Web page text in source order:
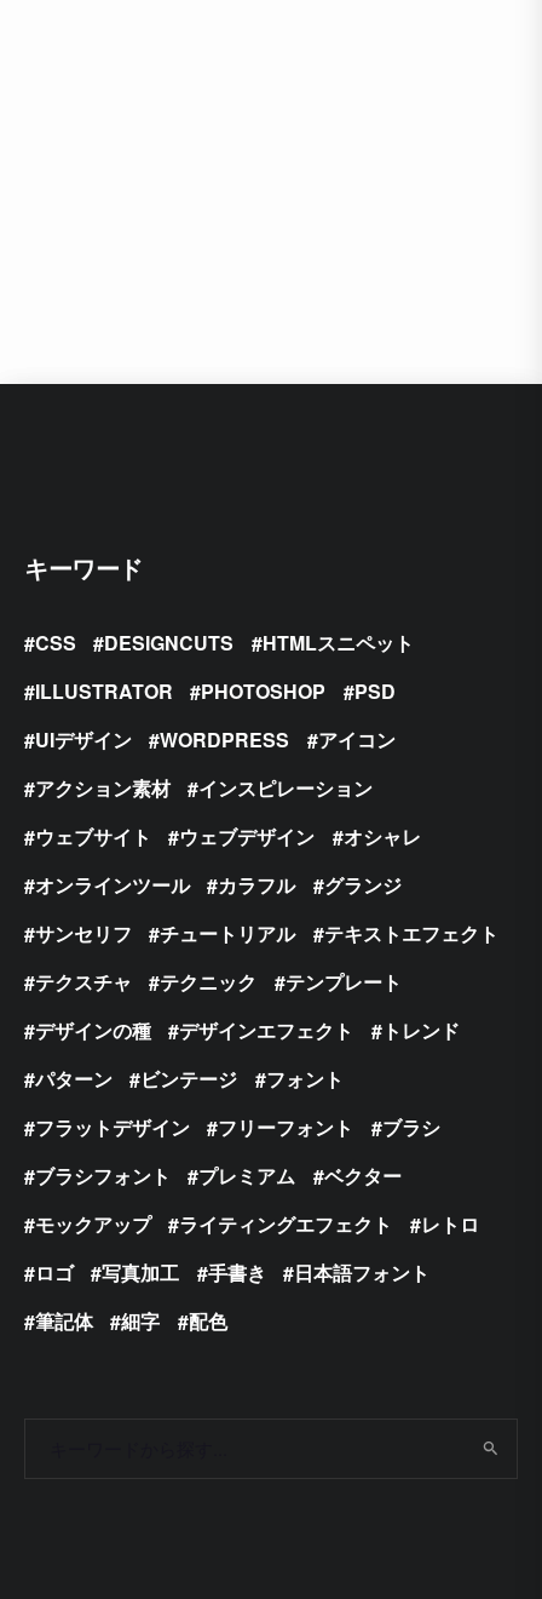
キーワード
CSS DESIGNCUTS
HTMLスニペット
ILLUSTRATOR
PHOTOSHOP
PSD
UIデザイン
WORDPRESS
アイコン
アクション素材
インスピレーション
ウェブサイト
ウェブデザイン
オシャレ
オンラインツール
カラフル
グランジ
サンセリフ
チュートリアル
テキストエフェクト
テクスチャ
テクニック
テンプレート
デザインの種
デザインエフェクト
トレンド
パターン
ビンテージ
フォント
フラットデザイン
フリーフォント
ブラシ
ブラシフォント
プレミアム
ベクター
モックアップ
ライティングエフェクト
レトロ
ロゴ
写真加工 手書き
日本語フォント
筆記体
細字 配色